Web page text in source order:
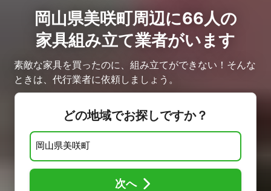
岡山県美咲町周辺に66人の
家具組み立て業者がいます
素敵な家具を買ったのに、組み立てができない！そんな
ときは、代行業者に依頼しましょう。
どの地域でお探しですか？
次へ